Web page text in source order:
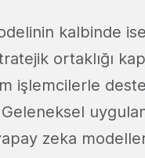
kalbinde
ortaklığı
işlemcilerle
Geleneksel
zeka